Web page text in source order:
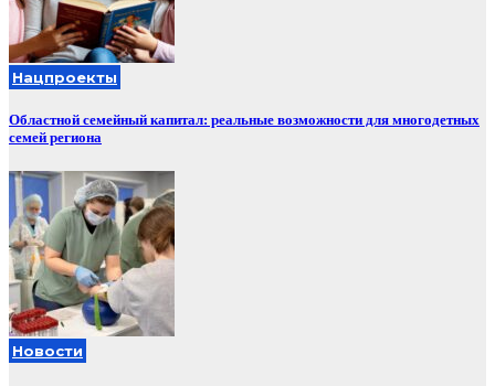
Нацпроекты
Областной семейный капитал: реальные возможности для многодетных
семей региона
Новости